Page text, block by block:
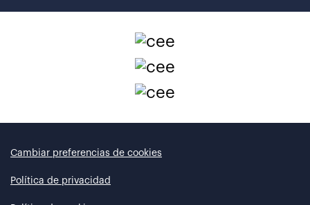
Cambiar preferencias de cookies
Política de privacidad